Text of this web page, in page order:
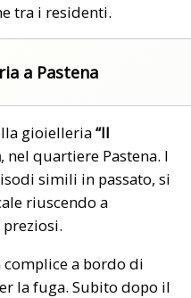
tra i residenti.
a Pastena
gioielleria“Il
, nel quartiere Pastena. I
simili in passato, si
riuscendo a
complice a bordo di
la fuga. Subito dopo il